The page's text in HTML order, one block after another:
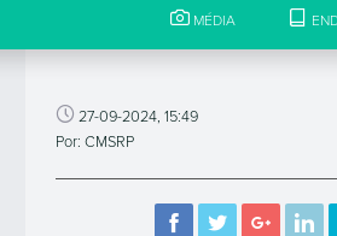
MÉDIA
27-09-2024, 15:49
Por: CMSRP